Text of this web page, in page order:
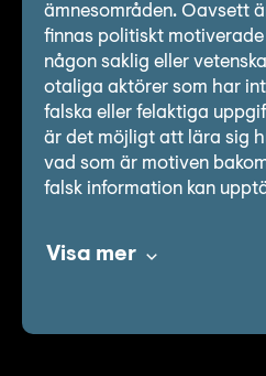
ämnesområden. Oavsett
finnas politiskt
någon saklig eller
otaliga aktörer som har
falska eller felaktiga
är det möjligt att lära sig
vad som är motiven
falsk information kan
Visa mer